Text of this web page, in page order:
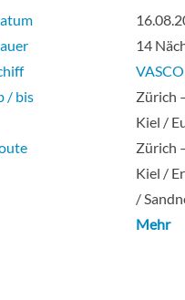
14
/ bis
Zürich
Kiel /
Zürich
Kiel /
/
Mehr